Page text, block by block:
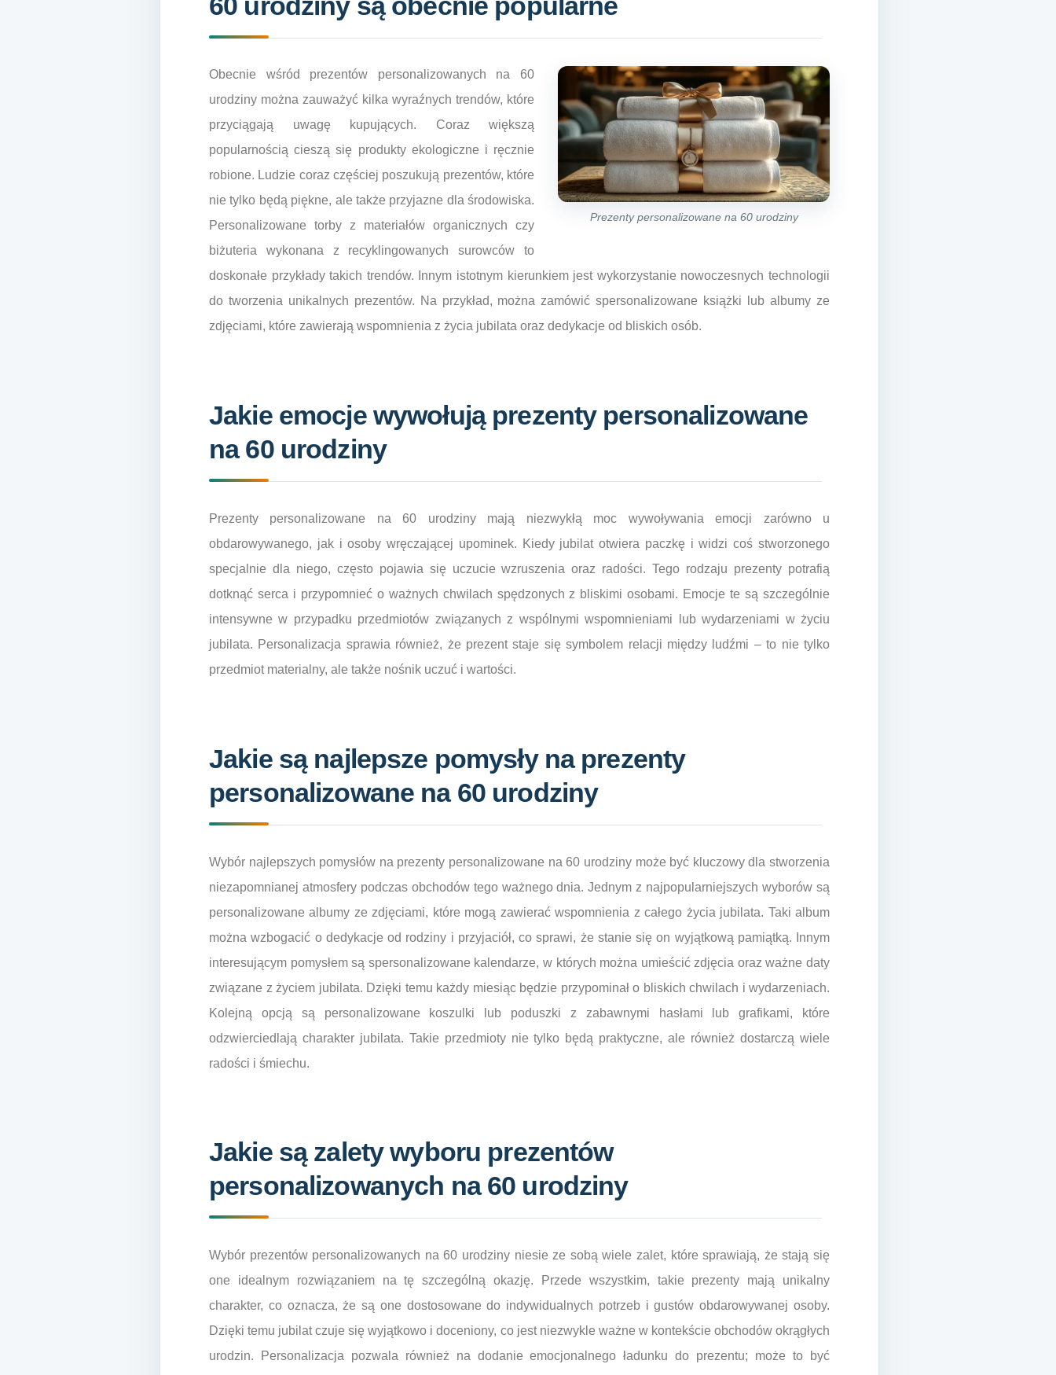
Prezenty personalizowane na 60 urodziny
Obecnie wśród prezentów personalizowanych na 60
urodziny można zauważyć kilka wyraźnych trendów, które
przyciągają uwagę kupujących. Coraz większą
popularnością cieszą się produkty ekologiczne i ręcznie
robione. Ludzie coraz częściej poszukują prezentów, które
nie tylko będą piękne, ale także przyjazne dla środowiska.
Personalizowane torby z materiałów organicznych czy
biżuteria wykonana z recyklingowanych surowców to
doskonałe przykłady takich trendów. Innym istotnym kierunkiem jest wykorzystanie nowoczesnych technologii
do tworzenia unikalnych prezentów. Na przykład, można zamówić spersonalizowane książki lub albumy ze
zdjęciami, które zawierają wspomnienia z życia jubilata oraz dedykacje od bliskich osób.
Jakie emocje wywołują prezenty personalizowane
na 60 urodziny
Prezenty personalizowane na 60 urodziny mają niezwykłą moc wywoływania emocji zarówno u
obdarowywanego, jak i osoby wręczającej upominek. Kiedy jubilat otwiera paczkę i widzi coś stworzonego
specjalnie dla niego, często pojawia się uczucie wzruszenia oraz radości. Tego rodzaju prezenty potrafią
dotknąć serca i przypomnieć o ważnych chwilach spędzonych z bliskimi osobami. Emocje te są szczególnie
intensywne w przypadku przedmiotów związanych z wspólnymi wspomnieniami lub wydarzeniami w życiu
jubilata. Personalizacja sprawia również, że prezent staje się symbolem relacji między ludźmi – to nie tylko
przedmiot materialny, ale także nośnik uczuć i wartości.
Jakie są najlepsze pomysły na prezenty
personalizowane na 60 urodziny
Wybór najlepszych pomysłów na prezenty personalizowane na 60 urodziny może być kluczowy dla stworzenia
niezapomnianej atmosfery podczas obchodów tego ważnego dnia. Jednym z najpopularniejszych wyborów są
personalizowane albumy ze zdjęciami, które mogą zawierać wspomnienia z całego życia jubilata. Taki album
można wzbogacić o dedykacje od rodziny i przyjaciół, co sprawi, że stanie się on wyjątkową pamiątką. Innym
interesującym pomysłem są spersonalizowane kalendarze, w których można umieścić zdjęcia oraz ważne daty
związane z życiem jubilata. Dzięki temu każdy miesiąc będzie przypominał o bliskich chwilach i wydarzeniach.
Kolejną opcją są personalizowane koszulki lub poduszki z zabawnymi hasłami lub grafikami, które
odzwierciedlają charakter jubilata. Takie przedmioty nie tylko będą praktyczne, ale również dostarczą wiele
radości i śmiechu.
Jakie są zalety wyboru prezentów
personalizowanych na 60 urodziny
Wybór prezentów personalizowanych na 60 urodziny niesie ze sobą wiele zalet, które sprawiają, że stają się
one idealnym rozwiązaniem na tę szczególną okazję. Przede wszystkim, takie prezenty mają unikalny
charakter, co oznacza, że są one dostosowane do indywidualnych potrzeb i gustów obdarowywanej osoby.
Dzięki temu jubilat czuje się wyjątkowo i doceniony, co jest niezwykle ważne w kontekście obchodów okrągłych
urodzin. Personalizacja pozwala również na dodanie emocjonalnego ładunku do prezentu; może to być